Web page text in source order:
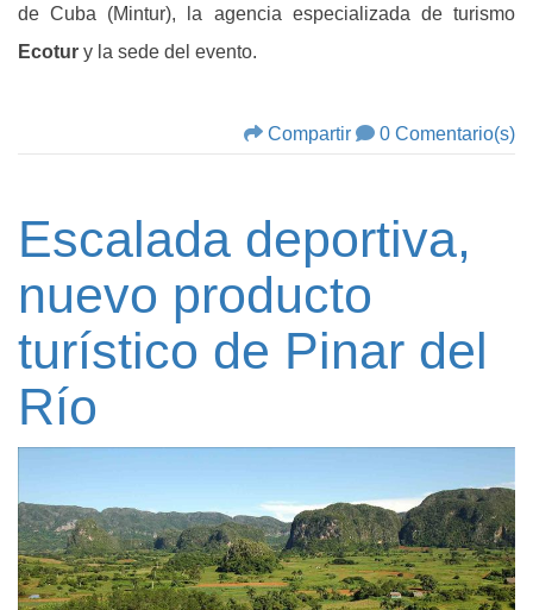
de Cuba (Mintur), la agencia especializada de turismo
Ecotur y la sede del evento.
Compartir 0 Comentario(s)
Escalada deportiva,
nuevo producto
turístico de Pinar del
Río